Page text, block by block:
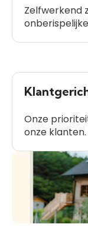
Zelfwerkend
Onze
onze klanten.